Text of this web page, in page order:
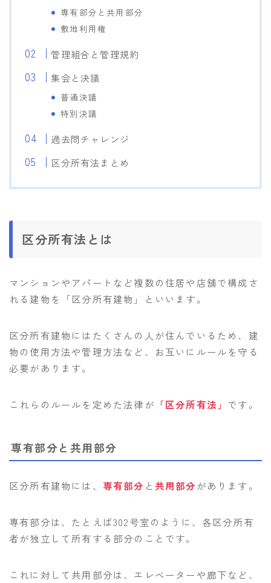
専有部分と共用部分
敷地利用権
管理組合と管理規約
集会と決議
普通決議
特別決議
過去問チャレンジ
区分所有法まとめ
区分所有法とは
マンションやアパートなど複数の住居や店舗で構成さ
れる建物を「区分所有建物」といいます。
区分所有建物にはたくさんの人が住んでいるため、建
物の使用方法や管理方法など、お互いにルールを守る
必要があります。
これらのルールを定めた法律が 「区分所有法」 です。
専有部分と共用部分
区分所有建物には、 専有部分 と 共用部分 があります。
専有部分は、たとえば302号室のように、各区分所有
者が独立して所有する部分のことです。
これに対して共用部分は、エレベーターや廊下など、